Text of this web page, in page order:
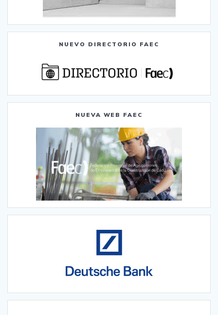
NUEVO DIRECTORIO FAEC
NUEVA WEB FAEC